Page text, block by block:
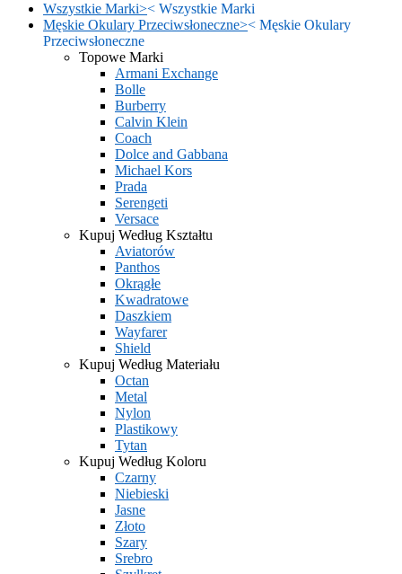
Wszystkie Marki>< Wszystkie Marki
Męskie Okulary Przeciwsłoneczne>< Męskie Okulary
Przeciwsłoneczne
Topowe Marki
Armani Exchange
Bolle
Burberry
Calvin Klein
Coach
Dolce and Gabbana
Michael Kors
Prada
Serengeti
Versace
Kupuj Według Kształtu
Aviatorów
Panthos
Okrągłe
Kwadratowe
Daszkiem
Wayfarer
Shield
Kupuj Według Materiału
Octan
Metal
Nylon
Plastikowy
Tytan
Kupuj Według Koloru
Czarny
Niebieski
Jasne
Złoto
Szary
Srebro